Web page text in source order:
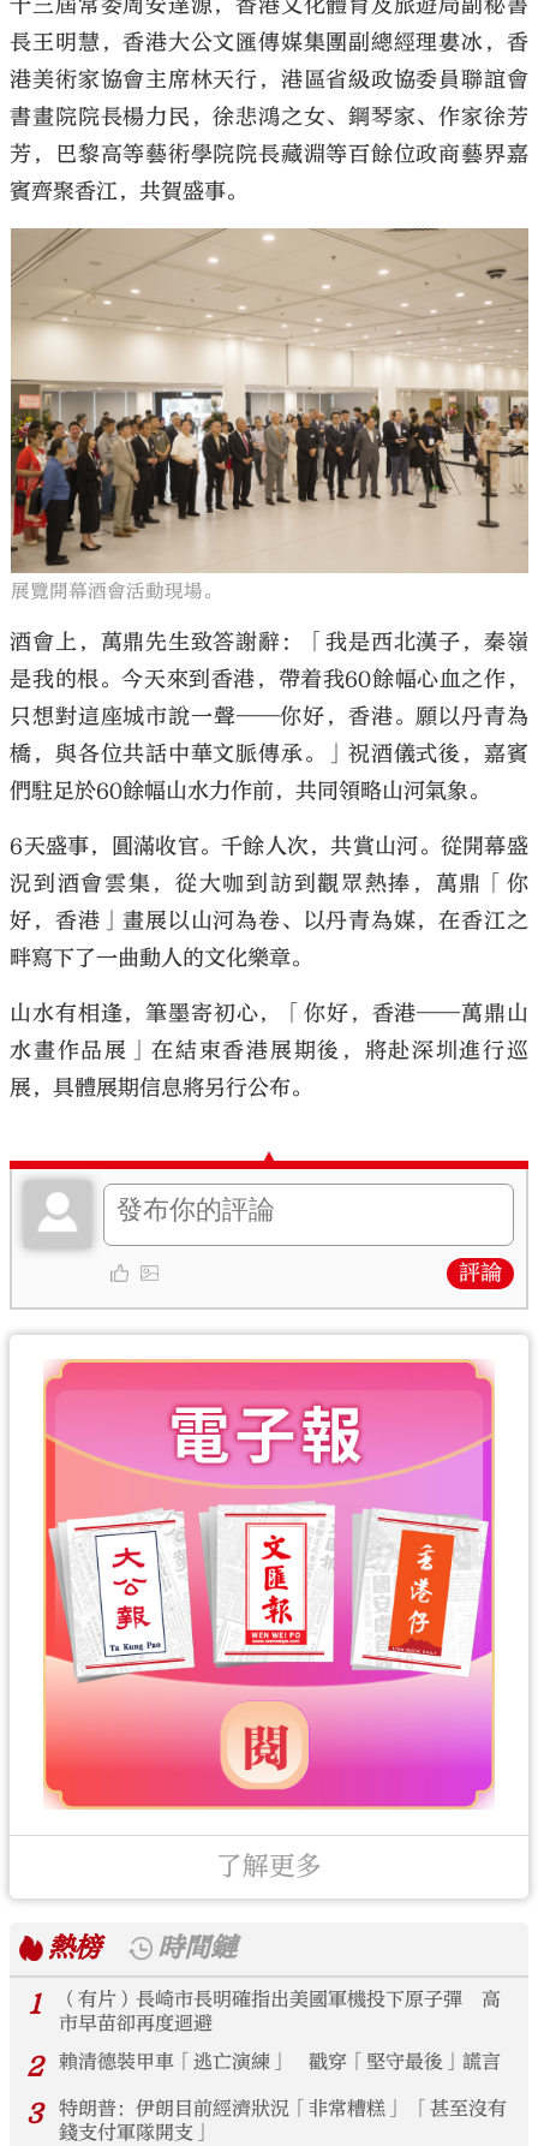
十三屆常委周安達源，香港文化體育及旅遊局副秘書
長王明慧，香港大公文匯傳媒集團副總經理婁冰，香
港美術家協會主席林天行，港區省級政協委員聯誼會
書畫院院長楊力民，徐悲鴻之女、鋼琴家、作家徐芳
芳，巴黎高等藝術學院院長藏淵等百餘位政商藝界嘉
賓齊聚香江，共賀盛事。
展覽開幕酒會活動現場。
酒會上，萬鼎先生致答謝辭：「我是西北漢子，秦嶺
是我的根。今天來到香港，帶着我60餘幅心血之作，
只想對這座城市說一聲——你好，香港。願以丹青為
橋，與各位共話中華文脈傳承。」祝酒儀式後，嘉賓
們駐足於60餘幅山水力作前，共同領略山河氣象。
6天盛事，圓滿收官。千餘人次，共賞山河。從開幕盛
況到酒會雲集，從大咖到訪到觀眾熱捧，萬鼎「你
好，香港」畫展以山河為卷、以丹青為媒，在香江之
畔寫下了一曲動人的文化樂章。
山水有相逢，筆墨寄初心，「你好，香港——萬鼎山
水畫作品展」在結束香港展期後，將赴深圳進行巡
展，具體展期信息將另行公布。
評論
了解更多
熱榜
時間鏈
1
（有片）長崎市長明確指出美國軍機投下原子彈 高
市早苗卻再度迴避
2 賴清德裝甲車「逃亡演練」 戳穿「堅守最後」謊言
3
特朗普：伊朗目前經濟狀況「非常糟糕」 「甚至沒有
錢支付軍隊開支」